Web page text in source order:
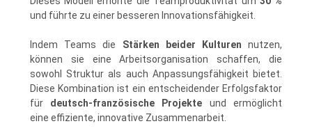
und führte zu einer besseren Innovationsfähigkeit.
Indem Teams die Stärken beider Kulturen nutzen,
können sie eine Arbeitsorganisation schaffen, die
sowohl Struktur als auch Anpassungsfähigkeit bietet.
Diese Kombination ist ein entscheidender Erfolgsfaktor
für deutsch-französische Projekte und ermöglicht
eine effiziente, innovative Zusammenarbeit.